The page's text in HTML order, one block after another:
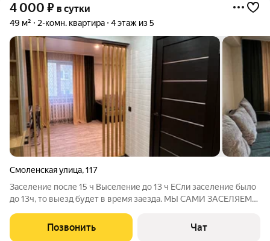
4 000 ₽ в сутки
49 м² 2-комн. квартира 4 этаж из 5
Смоленская улица,117
Заселение после 15 ч Выселение до 13 ч ЕСли заселение было
до 13ч, то выезд будет в время заезда. МЫ САМИ ЗАСЕЛЯЕМ
ПРИ УСЛОВИИ ПОЛНОЙ ОПЛАТЫ И ЗАЛОГА! Заходите в наш
профиль и подбирайте свободные
Позвонить Чат